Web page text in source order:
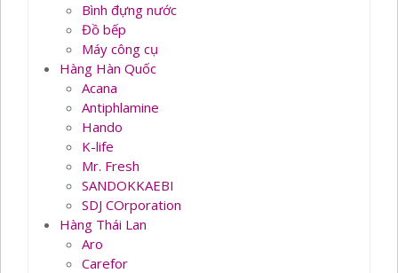
Bình đựng nước
Đồ bếp
Máy công cụ
Hàng Hàn Quốc
Acana
Antiphlamine
Hando
K-life
Mr. Fresh
SANDOKKAEBI
SDJ COrporation
Hàng Thái Lan
Aro
Carefor